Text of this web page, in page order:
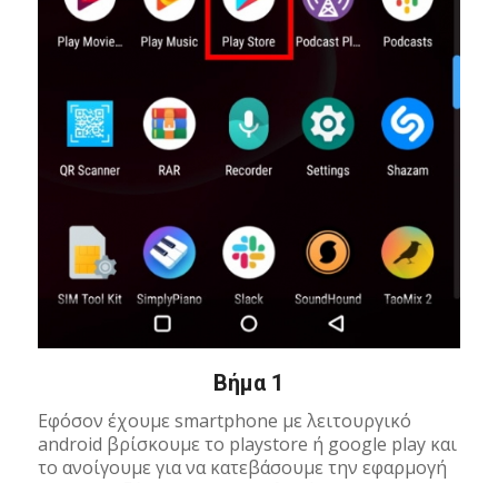
Βήμα 1
Εφόσον έχουμε smartphone με λειτουργικό
android βρίσκουμε το playstore ή google play και
το ανοίγουμε για να κατεβάσουμε την εφαρμογή